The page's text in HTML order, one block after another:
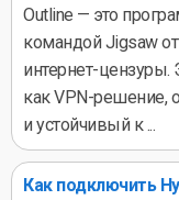
Outline — это
командой Jigsaw
интернет-цензуры.
как VPN-решение,
и устойчивый к ...